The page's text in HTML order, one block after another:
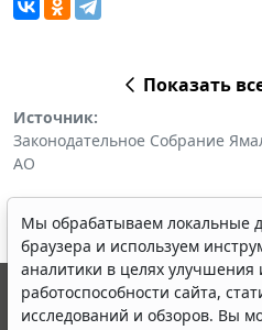
Показать
Источник:
Законодательное Собрание
АО
Мы обрабатываем локальные
браузера и используем
аналитики в целях улучшения
работоспособности сайта,
исследований и обзоров. Вы
© ООО "НПП "ГАРАНТ-СЕРВИС",